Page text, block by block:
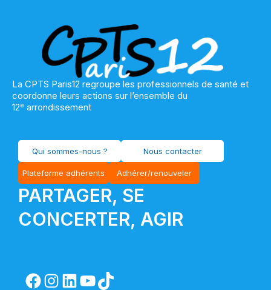
La CPTS Paris12 regroupe les professionnels de santé et
coordonne leurs actions sur l’ensemble du
12e arrondissement
Qui sommes-nous ? Nous contacter
Plateforme adhérents Adhérer/renouveler
PARTAGER, SE
CONCERTER, AGIR